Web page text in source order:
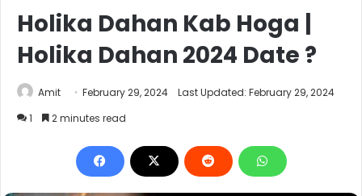
Holika Dahan Kab Hoga |
Holika Dahan 2024 Date ?
Amit February 29, 2024
Last Updated: February 29, 2024
1
2 minutes read